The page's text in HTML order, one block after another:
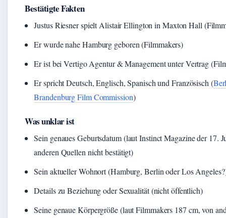
Bestätigte Fakten
Justus Riesner spielt Alistair Ellington in Maxton Hall
Er wurde nahe Hamburg geboren (Filmmakers)
Er ist bei Vertigo Agentur & Management unter Vertrag
Er spricht Deutsch, Englisch, Spanisch und Französisch (
Brandenburg Film Commission)
Was unklar ist
Sein genaues Geburtsdatum (laut Instinct Magazine der 17.
anderen Quellen nicht bestätigt)
Sein aktueller Wohnort (Hamburg, Berlin oder Los
Details zu Beziehung oder Sexualität (nicht öffentlich)
Seine genaue Körpergröße (laut Filmmakers 187 cm, von